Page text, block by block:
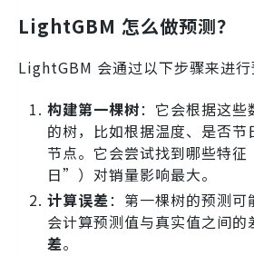
LightGBM 怎么做预测？
LightGBM 会通过以下步骤来进行
构建第一棵树：它会根据这些
的树，比如根据温度、是否节
节点。它会尝试找到哪些特
日”）对销量影响最大。
计算误差：第一棵树的预测
会计算预测值与真实值之间的
差。